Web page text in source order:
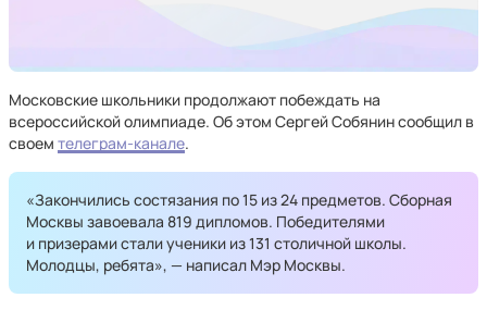
Московские школьники продолжают побеждать на
всероссийской олимпиаде. Об этом Сергей Собянин сообщил в
своем телеграм-канале.
«Закончились состязания по 15 из 24 предметов. Сборная
Москвы завоевала 819 дипломов. Победителями
и призерами стали ученики из 131 столичной школы.
Молодцы, ребята», — написал Мэр Москвы.